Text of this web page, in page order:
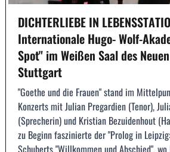
DICHTERLIEBE IN
Internationale Hugo- Wolf-
Spot" im Weißen Saal des
Stuttgart
"Goethe und die Frauen" stand im
Konzerts mit Julian Pregardien (Tenor),
(Sprecherin) und Kristian Bezuidenhout
zu Beginn faszinierte der "Prolog in
Schuberts "Willkommen und Abschied",